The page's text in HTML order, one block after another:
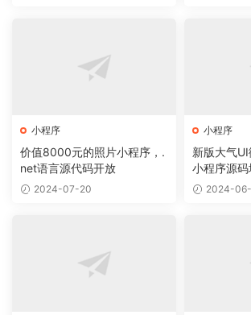
小程序
价值8000元的照片小程序，.
net语言源代码开放
2024-07-20
小程序
新版大气
小程序源
2024-